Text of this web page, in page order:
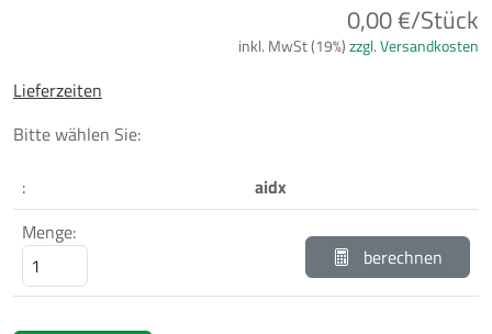
0,00 €/Stück
inkl. MwSt (19%)zzgl. Versandkosten
Lieferzeiten
Bitte wählen Sie:
:
aidx
Menge:
berechnen